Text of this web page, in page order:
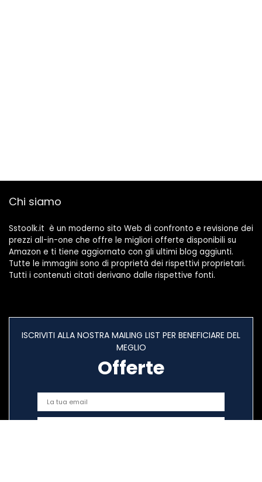
Chi siamo
Sstoolk.it è un moderno sito Web di confronto e revisione dei
prezzi all-in-one che offre le migliori offerte disponibili su
Amazon e ti tiene aggiornato con gli ultimi blog aggiunti.
Tutte le immagini sono di proprietà dei rispettivi proprietari.
Tutti i contenuti citati derivano dalle rispettive fonti.
ISCRIVITI ALLA NOSTRA MAILING LIST PER BENEFICIARE DEL
MEGLIO
Offerte